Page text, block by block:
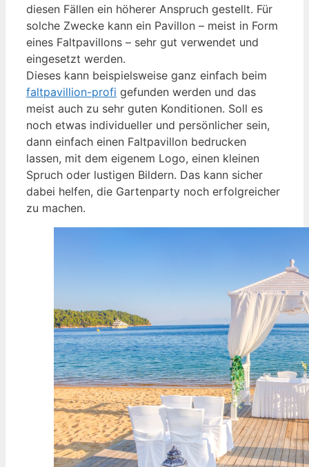
diesen Fällen ein höherer Anspruch gestellt. Für
solche Zwecke kann ein Pavillon – meist in Form
eines Faltpavillons – sehr gut verwendet und
eingesetzt werden.
Dieses kann beispielsweise ganz einfach beim
faltpavillion-profi gefunden werden und das
meist auch zu sehr guten Konditionen. Soll es
noch etwas individueller und persönlicher sein,
dann einfach einen Faltpavillon bedrucken
lassen, mit dem eigenem Logo, einen kleinen
Spruch oder lustigen Bildern. Das kann sicher
dabei helfen, die Gartenparty noch erfolgreicher
zu machen.